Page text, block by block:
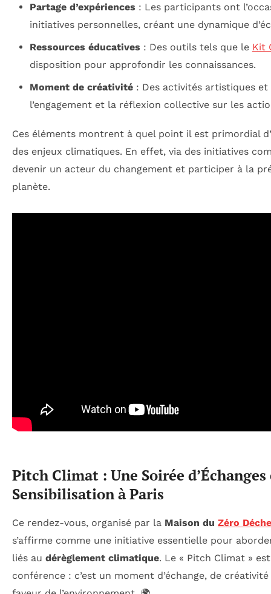
Partage d’expériences : Les participants ont
initiatives personnelles, créant une dynamique
Ressources éducatives : Des outils tels que le Kit
disposition pour approfondir les connaissances.
Moment de créativité: Des activités artistiques et
l’engagement et la réflexion collective sur les
Ces éléments montrent à quel point il est primordial
des enjeux climatiques. En effet, via des initiatives
devenir un acteur du changement et participer à la
planète.
Pitch Climat : Une Soirée d’Échanges
Sensibilisation à Paris
Ce rendez-vous, organisé par la Maison du Zéro
s’affirme comme une initiative essentielle pour
liés au dérèglement climatique. Le « Pitch Climat »
conférence : c’est un moment d’échange, de